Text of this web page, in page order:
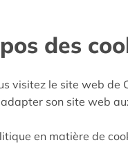
des
visitez le site web de
son site web
en matière de